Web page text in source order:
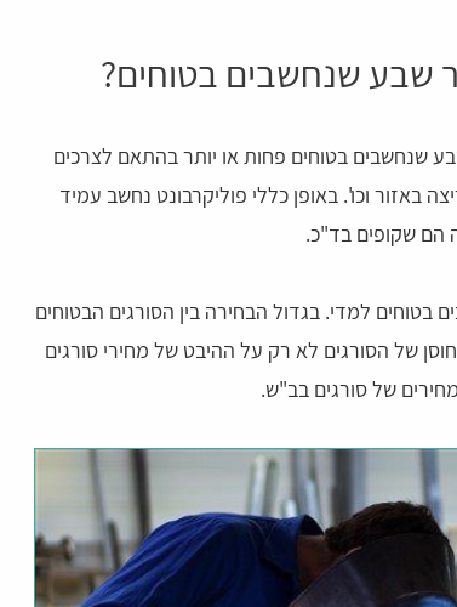
שבע שנחשבים בטוחים?
שנחשבים בטוחים פחות או יותר בהתאם לצרכים
באזור וכו'. באופן כללי פוליקרבונט נחשב עמיד
הם שקופים בד"כ.
בטוחים למדי. בגדול הבחירה בין הסורגים הבטוחים
של הסורגים לא רק על ההיבט של מחירי סורגים
של סורגים בב"ש.
מאיה גולד